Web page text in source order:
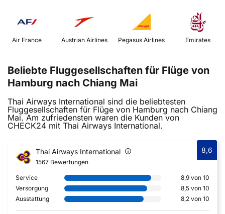
Air France Austrian Airlines Emirates
Beliebte Fluggesellschaften für Flüge von
Hamburg nach Chiang Mai
Thai Airways International sind die beliebtesten
Fluggesellschaften für Flüge von Hamburg nach Chiang
Mai. Am zufriedensten waren die Kunden von
CHECK24 mit Thai Airways International.
Thai Airways International
1567 Bewertungen
8,6
Service
8,9 von 10
Versorgung
8,5 von 10
Ausstattung
8,2 von 10